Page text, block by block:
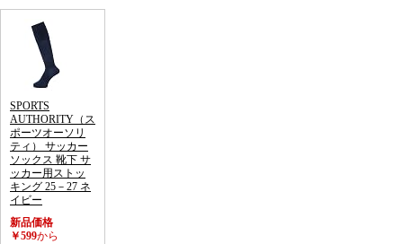
SPORTS
AUTHORITY（ス
ポーツオーソリ
ティ） サッカー
ソックス 靴下 サ
ッカー用ストッ
キング 25－27 ネ
イビー
新品価格
￥599から